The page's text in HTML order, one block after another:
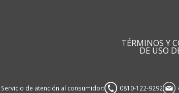
TÉRMINOS Y
DE USO
Servicio de atención al consumidor: 0810-122-9292